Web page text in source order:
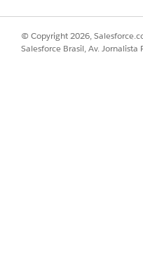
© Copyright 2026,
Salesforce Brasil, Av.